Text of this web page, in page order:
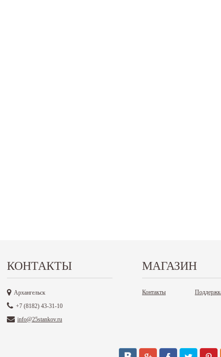
КОНТАКТЫ
Архангельск
+7 (8182) 43-31-10
info@25stankov.ru
МАГАЗИН
Контакты